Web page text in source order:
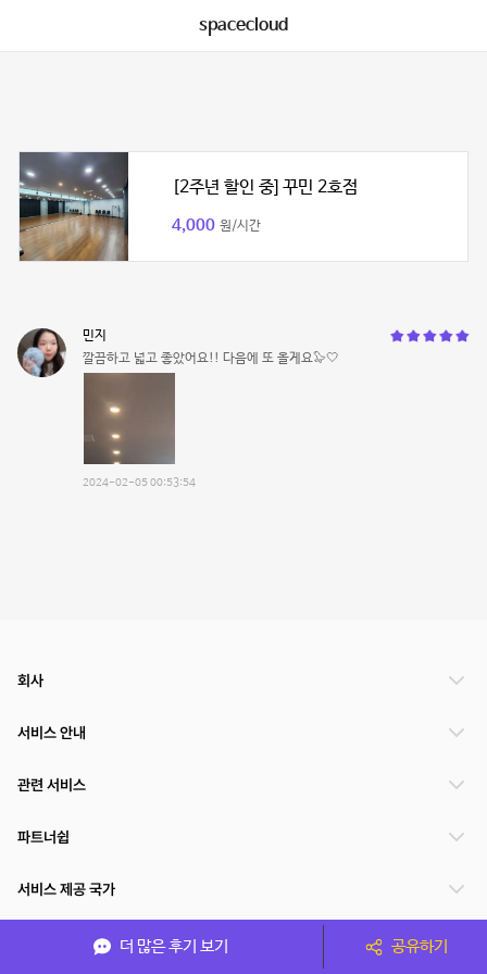
spacecloud
[2주년 할인 중] 꾸민 2호점
4,000 원/시간
민지
깔끔하고 넓고 좋았어요!! 다음에 또 올게요🦭🤍
2024-02-05 00:53:54
더 많은 후기 보기 공유하기
회사
서비스 안내
관련 서비스
파트너쉽
서비스 제공 국가